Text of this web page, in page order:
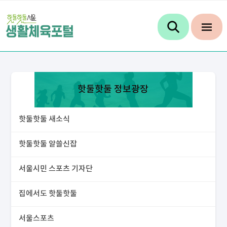
핫둘핫둘 정보광장
핫둘핫둘 새소식
핫둘핫둘 알쓸신잡
서울시민 스포츠 기자단
집에서도 핫둘핫둘
서울스포츠